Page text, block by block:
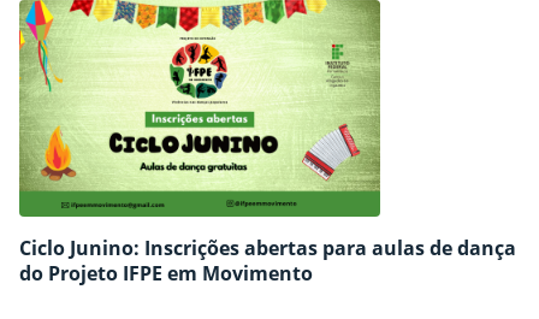
Ciclo Junino: Inscrições abertas para aulas de dança
do Projeto IFPE em Movimento